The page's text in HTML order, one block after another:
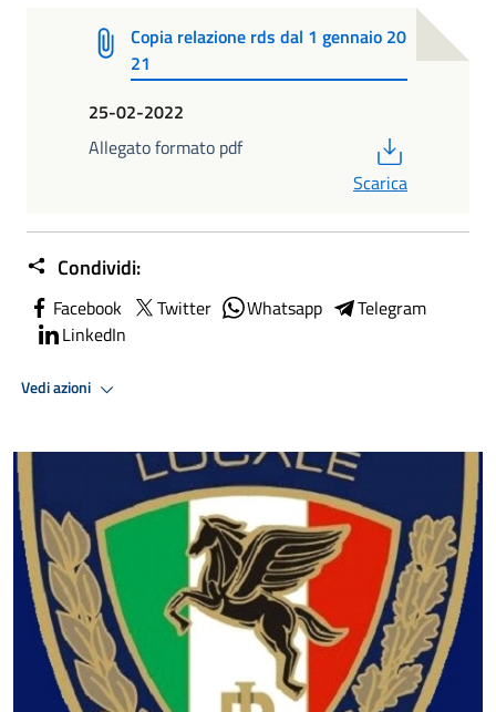
Copia relazione rds dal 1 gennaio 20
21
25-02-2022
Allegato formato pdf
Scarica
Condividi:
Facebook Twitter Whatsapp
Telegram
LinkedIn
Vedi azioni